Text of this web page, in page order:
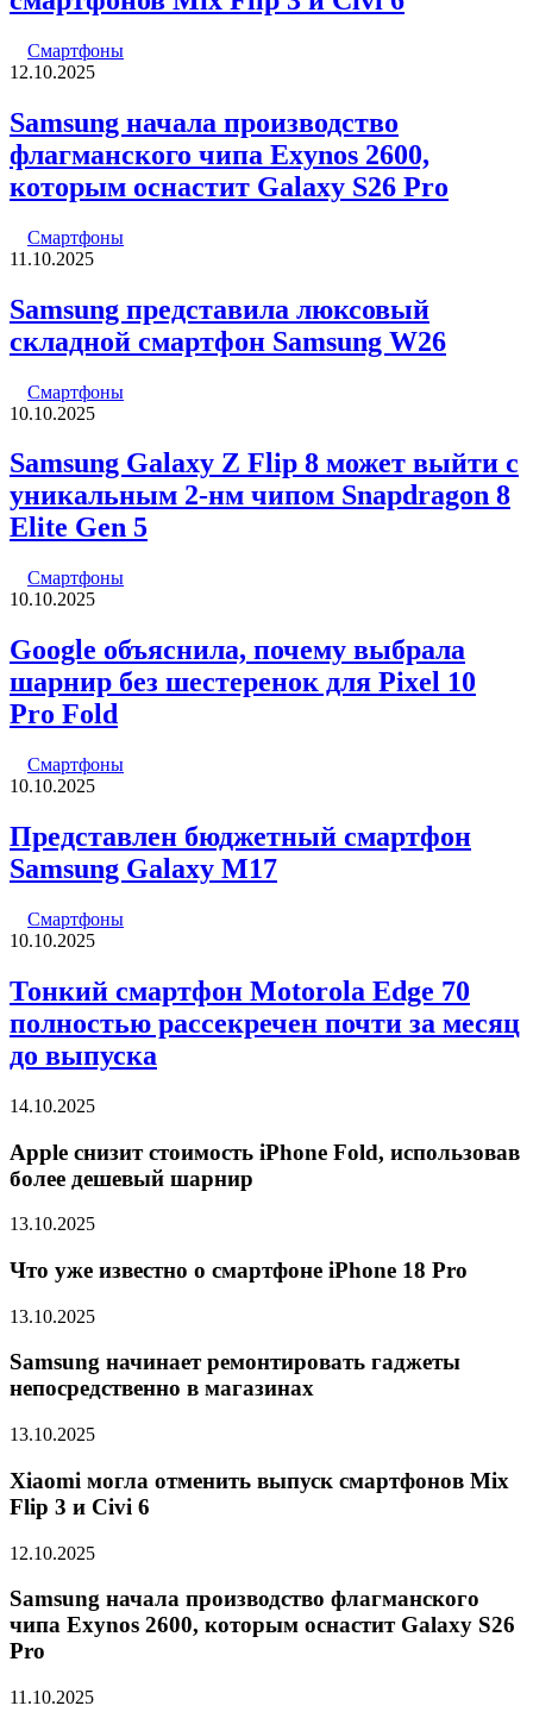
Смартфоны
12.10.2025
Samsung начала производство
флагманского чипа Exynos 2600,
которым оснастит Galaxy S26 Pro
Смартфоны
11.10.2025
Samsung представила люксовый
складной смартфон Samsung W26
Смартфоны
10.10.2025
Samsung Galaxy Z Flip 8 может выйти с
уникальным 2-нм чипом Snapdragon 8
Elite Gen 5
Смартфоны
10.10.2025
Google объяснила, почему выбрала
шарнир без шестеренок для Pixel 10
Pro Fold
Смартфоны
10.10.2025
Представлен бюджетный смартфон
Samsung Galaxy M17
Смартфоны
10.10.2025
Тонкий смартфон Motorola Edge 70
полностью рассекречен почти за месяц
до выпуска
14.10.2025
Apple снизит стоимость iPhone Fold, использовав
более дешевый шарнир
13.10.2025
Что уже известно о смартфоне iPhone 18 Pro
13.10.2025
Samsung начинает ремонтировать гаджеты
непосредственно в магазинах
13.10.2025
Xiaomi могла отменить выпуск смартфонов Mix
Flip 3 и Civi 6
12.10.2025
Samsung начала производство флагманского
чипа Exynos 2600, которым оснастит Galaxy S26
Pro
11.10.2025